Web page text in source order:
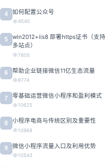
4 如何配置公众号
4540
5
win2012+iis8 部署https证书（支持
多站点）
7605
6 帮助企业链接微信11亿生态流量
8774
7 零基础运营微信小程序和盈利模式
10625
8 小程序电商与传统区别及重要性
10968
9 微信小程序流量入口及利用优势
10543